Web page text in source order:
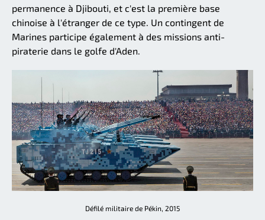
permanence à Djibouti, et c'est la première base
chinoise à l'étranger de ce type. Un contingent de
Marines participe également à des missions anti-
piraterie dans le golfe d'Aden.
Défilé militaire de Pékin, 2015